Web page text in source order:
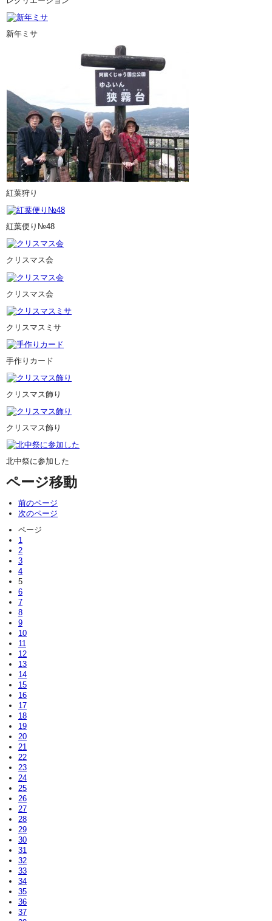
新年ミサ
紅葉狩り
紅葉便り№48
クリスマス会
クリスマス会
クリスマスミサ
手作りカード
クリスマス飾り
クリスマス飾り
北中祭に参加した
ページ移動
前のページ
次のページ
ページ
1
2
3
4
5
6
7
8
9
10
11
12
13
14
15
16
17
18
19
20
21
22
23
24
25
26
27
28
29
30
31
32
33
34
35
36
37